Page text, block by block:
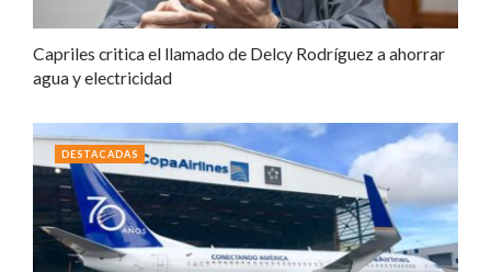
Capriles critica el llamado de Delcy Rodríguez a ahorrar
agua y electricidad
DESTACADAS